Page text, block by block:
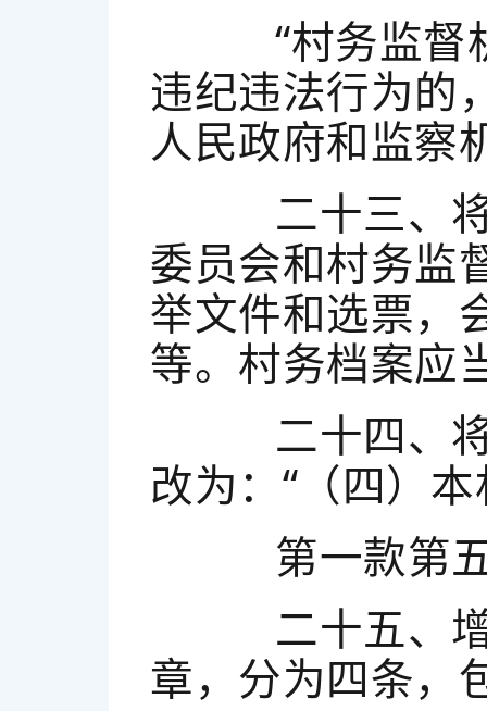
“村务监督
违纪违法行为的
人民政府和监察
二十三、将
委员会和村务监
举文件和选票，
等。村务档案应
二十四、将
改为：“（四）
第一款第五
二十五、增
章，分为四条，